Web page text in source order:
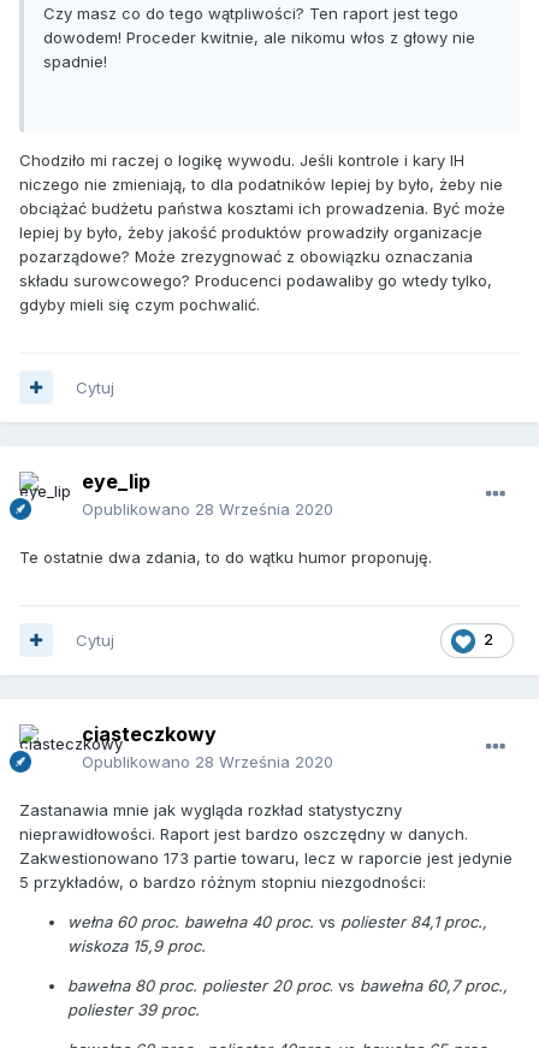
Czy masz co do tego wątpliwości? Ten raport jest tego
dowodem! Proceder kwitnie, ale nikomu włos z głowy nie
spadnie!
Chodziło mi raczej o logikę wywodu. Jeśli kontrole i kary IH
niczego nie zmieniają, to dla podatników lepiej by było, żeby nie
obciążać budżetu państwa kosztami ich prowadzenia. Być może
lepiej by było, żeby jakość produktów prowadziły organizacje
pozarządowe? Może zrezygnować z obowiązku oznaczania
składu surowcowego? Producenci podawaliby go wtedy tylko,
gdyby mieli się czym pochwalić.
Cytuj
eye_lip
Opublikowano 28 Września 2020
Te ostatnie dwa zdania, to do wątku humor proponuję.
2
Cytuj
ciasteczkowy
Opublikowano 28 Września 2020
Zastanawia mnie jak wygląda rozkład statystyczny
nieprawidłowości. Raport jest bardzo oszczędny w danych.
Zakwestionowano 173 partie towaru, lecz w raporcie jest jedynie
5 przykładów, o bardzo różnym stopniu niezgodności:
wełna 60 proc. bawełna 40 proc. vs poliester 84,1 proc.,
wiskoza 15,9 proc.
bawełna 80 proc. poliester 20 proc. vs bawełna 60,7 proc.,
poliester 39 proc.